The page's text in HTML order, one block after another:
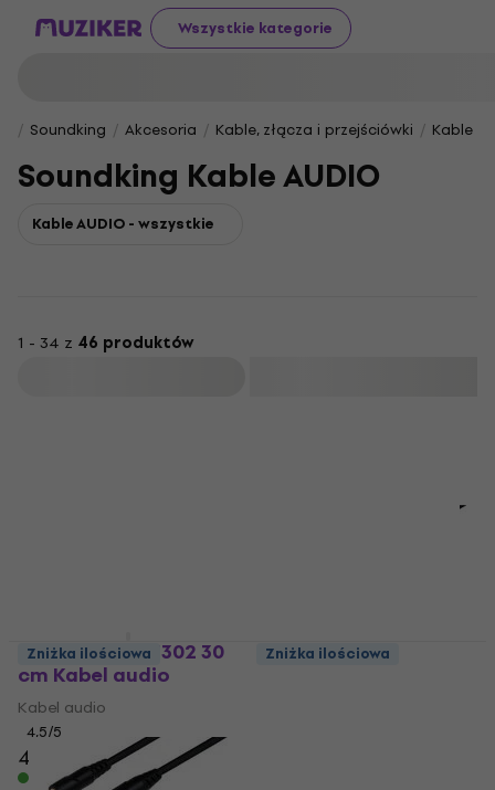
Wszystkie kategorie
Soundking Akcesoria Kable, złącza i przejściówki Kable
Soundking Kable AUDIO
Kable AUDIO - wszystkie
1 - 34 z 46 produktów
Soundking BJJ302 30
cm Kabel audio
Kabel audio
4,5/5
47,9 zł
Na magazynie
Zniżka ilościowa Zniżka ilościowa